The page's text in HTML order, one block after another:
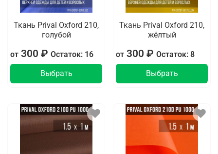
Ткань Prival Oxford 210,
голубой
от300 ₽ Остаток: 16
Выбрать
Ткань Prival Oxford 210,
жёлтый
от300 ₽ Остаток: 8
Выбрать